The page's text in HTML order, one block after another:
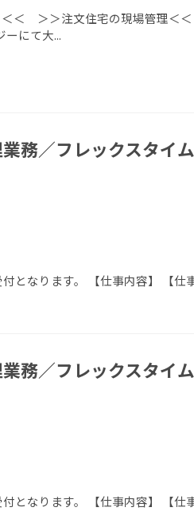
＜ ＞＞注文住宅の現場管理＜＜
にて大...
務／フレックスタイ
なります。 【仕事内容】 【仕
務／フレックスタイ
なります。 【仕事内容】 【仕